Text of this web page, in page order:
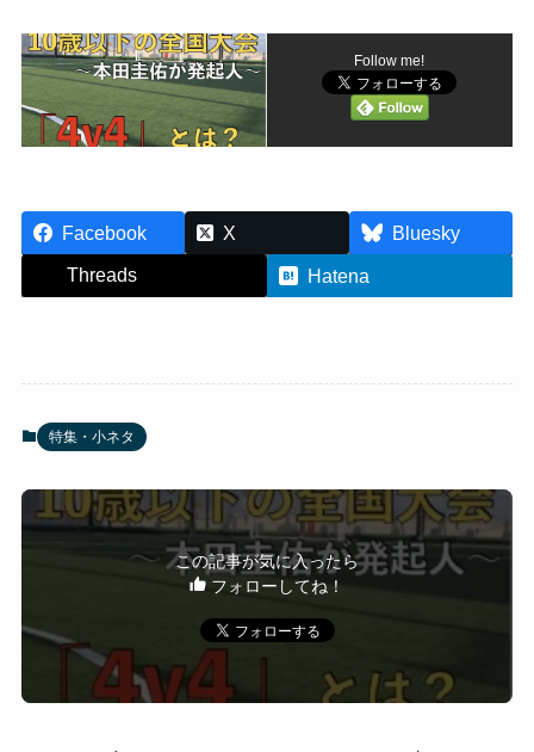
Follow me!
Facebook X
Bluesky
Threads
Hatena
特集・小ネタ
この記事が気に入ったら
フォローしてね！